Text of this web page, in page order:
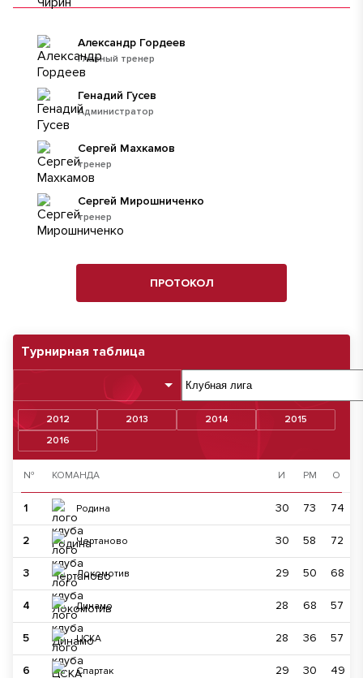
Турнирная таблица
2012 2013 2014
2015
2016
№ КОМАНДА И РМ О
1 Родина 30 73 74
2 Чертаново 30 58 72
3 Локомотив 29 50 68
4 Динамо 28 68 57
5 ЦСКА 28 36 57
6 Спартак 29 30 49
Главный тренер
Александр Гордеев
Администратор
Генадий Гусев
тренер
Сергей Махкамов
тренер
Сергей Мирошниченко
ПРОТОКОЛ